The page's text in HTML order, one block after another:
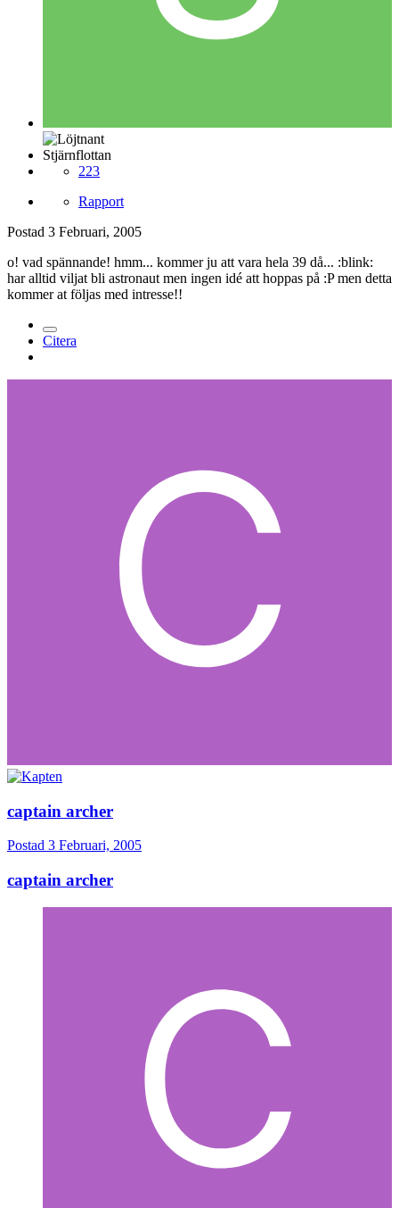
Stjärnflottan
223
Rapport
Postad 3 Februari, 2005
o! vad spännande! hmm... kommer ju att vara hela 39 då... :blink:
har alltid viljat bli astronaut men ingen idé att hoppas på :P men detta
kommer at följas med intresse!!
Citera
captain archer
Postad 3 Februari, 2005
captain archer